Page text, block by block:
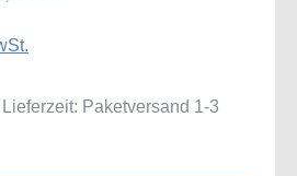
Paketversand 1-3